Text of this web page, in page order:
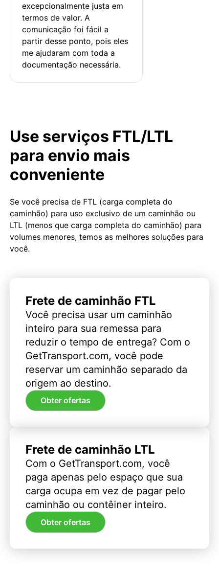
excepcionalmente justa em
termos de valor. A
comunicação foi fácil a
partir desse ponto, pois eles
me ajudaram com toda a
documentação necessária.
Use serviços FTL/LTL
para envio mais
conveniente
Se você precisa de FTL (carga completa do
caminhão) para uso exclusivo de um caminhão ou
LTL (menos que carga completa do caminhão) para
volumes menores, temos as melhores soluções para
você.
Frete de caminhão FTL
Você precisa usar um caminhão
inteiro para sua remessa para
reduzir o tempo de entrega? Com o
GetTransport.com, você pode
reservar um caminhão separado da
origem ao destino.
Obter ofertas
Frete de caminhão LTL
Com o GetTransport.com, você
paga apenas pelo espaço que sua
carga ocupa em vez de pagar pelo
caminhão ou contêiner inteiro.
Obter ofertas